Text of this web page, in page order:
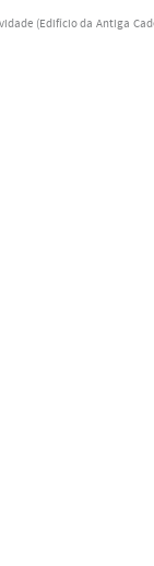
(Edifício da Antiga